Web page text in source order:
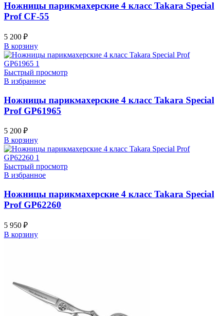
Ножницы парикмахерские 4 класс Takara Special
Prof CF-55
5 200 ₽
В корзину
Быстрый просмотр
В избранное
Ножницы парикмахерские 4 класс Takara Special
Prof GP61965
5 200 ₽
В корзину
Быстрый просмотр
В избранное
Ножницы парикмахерские 4 класс Takara Special
Prof GP62260
5 950 ₽
В корзину